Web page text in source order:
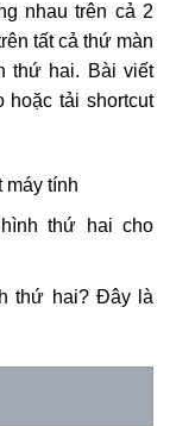
nhau trên cả 2
tất cả thứ màn
thứ hai. Bài viết
hoặc tải shortcut
máy tính
thứ hai cho
thứ hai? Đây là